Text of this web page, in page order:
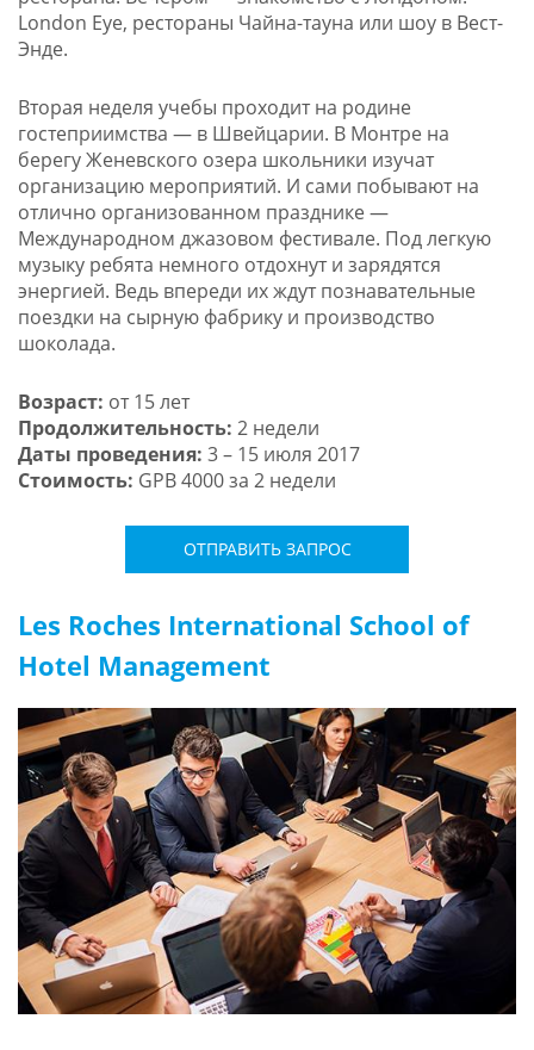
London Eye, рестораны Чайна-тауна или шоу в Вест-
Энде.
Вторая неделя учебы проходит на родине
гостеприимства — в Швейцарии. В Монтре на
берегу Женевского озера школьники изучат
организацию мероприятий. И сами побывают на
отлично организованном празднике —
Международном джазовом фестивале. Под легкую
музыку ребята немного отдохнут и зарядятся
энергией. Ведь впереди их ждут познавательные
поездки на сырную фабрику и производство
шоколада.
Возраст: от 15 лет
Продолжительность: 2 недели
Даты проведения: 3 – 15 июля 2017
Стоимость: GPB 4000 за 2 недели
ОТПРАВИТЬ ЗАПРОС
Les Roches International School of
Hotel Management